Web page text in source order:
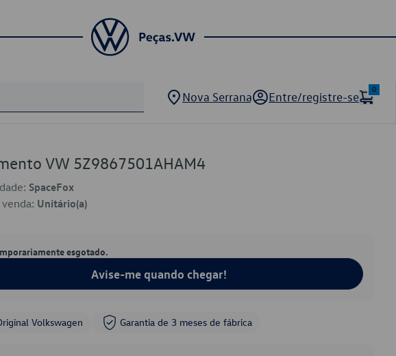
Nova Serrana Entre/registre-se
0
VW 5Z9867501AHAM4
SpaceFox
Unitário(a)
esgotado.
Avise-me quando chegar!
Volkswagen Garantia de 3 meses de fábrica